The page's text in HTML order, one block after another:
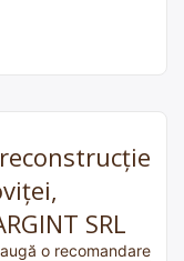
SRL
o recomandare